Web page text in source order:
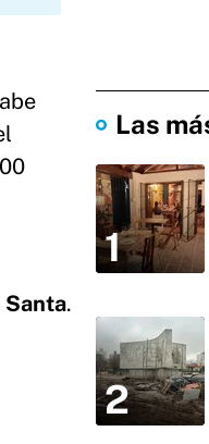
Santa.
Las